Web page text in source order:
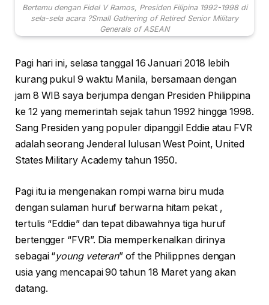
Bertemu dengan Fidel V Ramos, Presiden Filipina 1992-1998 di
sela-sela acara ?Small Gathering of Retired Senior Military
Generals of ASEAN
Pagi hari ini, selasa tanggal 16 Januari 2018 lebih
kurang pukul 9 waktu Manila, bersamaan dengan
jam 8 WIB saya berjumpa dengan Presiden Philippina
ke 12 yang memerintah sejak tahun 1992 hingga 1998.
Sang Presiden yang populer dipanggil Eddie atau FVR
adalah seorang Jenderal lulusan West Point, United
States Military Academy tahun 1950.
Pagi itu ia mengenakan rompi warna biru muda
dengan sulaman huruf berwarna hitam pekat ,
tertulis “Eddie” dan tepat dibawahnya tiga huruf
bertengger “FVR”. Dia memperkenalkan dirinya
sebagai “young veteran” of the Philippnes dengan
usia yang mencapai 90 tahun 18 Maret yang akan
datang.